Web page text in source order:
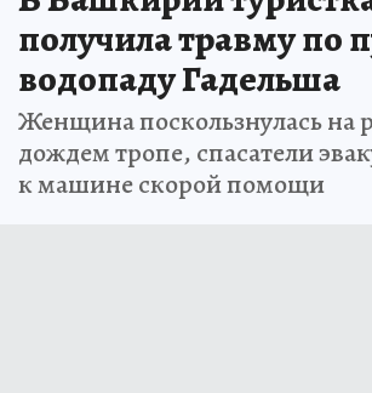
В Башкирии
получила травму по
водопаду Гадельша
Женщина поскользнулась на
дождем тропе, спасатели